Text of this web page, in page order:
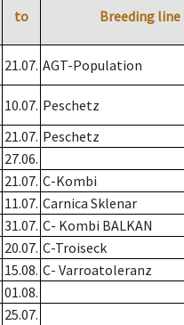
to Breeding line
21.07. AGT-Population
10.07. Peschetz
21.07. Peschetz
27.06.
21.07. C-Kombi
11.07. Carnica Sklenar
31.07. C- Kombi BALKAN
20.07. C-Troiseck
15.08. C- Varroatoleranz
01.08.
25.07.